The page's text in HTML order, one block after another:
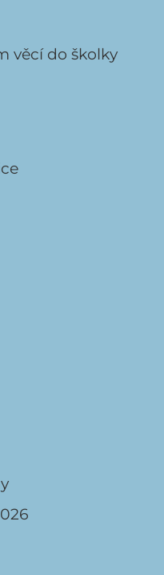
věcí do školky